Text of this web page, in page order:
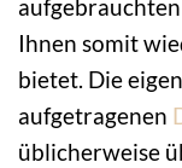
Ihnen somit
bietet. Die
aufgetragenen
üblicherweise